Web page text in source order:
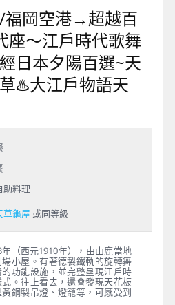
福岡空港→超越百
座～江戶時代歌舞
日本夕陽百選~天
♨️大江戶物語天
助料理
草龜屋 或同等級
（西元1910年），由山鹿當地
小屋。有著德製鐵軌的旋轉舞
功能設施，並完整呈現江戶時
。往上看去，還會發現天花板
銅製吊燈、燈籠等，可感受到